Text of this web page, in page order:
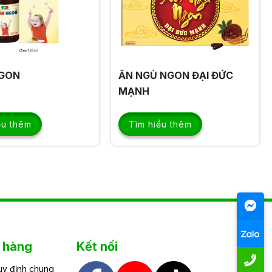
ĐẠI ĐỨC
thêm
THẢO DƯỢC MẠNH DẠ
DÀY
Tìm hiểu thêm
định chung
Kết nối